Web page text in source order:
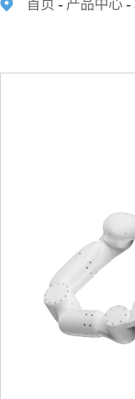
首页 - 产品中心 -